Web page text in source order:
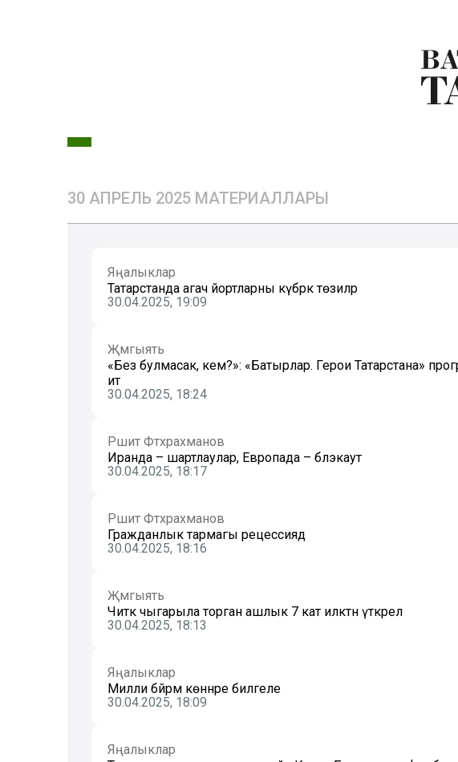
30 АПРЕЛЬ 2025 МАТЕРИАЛЛАРЫ
Яңалыклар
Татарстанда агач йортларны күбрәк төзиләр
30.04.2025, 19:09
Җәмгыять
«Без булмасак, кем?»: «Батырлар. Герои Татарстана»
итә
30.04.2025, 18:24
Рәшит Фәтхрахманов
Иранда – шартлаулар, Европада – блэкаут
30.04.2025, 18:17
Рәшит Фәтхрахманов
Гражданлык тармагы рецессиядә
30.04.2025, 18:16
Җәмгыять
Читкә чыгарыла торган ашлык 7 кат иләктән үткәрелә
30.04.2025, 18:13
Яңалыклар
Милли бәйрәм көннәре билгеле
30.04.2025, 18:09
Яңалыклар